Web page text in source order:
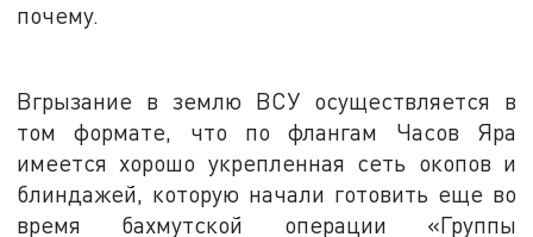
почему.
Вгрызание в землю ВСУ осуществляется в
том формате, что по флангам Часов Яра
имеется хорошо укрепленная сеть окопов и
блиндажей, которую начали готовить еще во
время бахмутской операции «Группы